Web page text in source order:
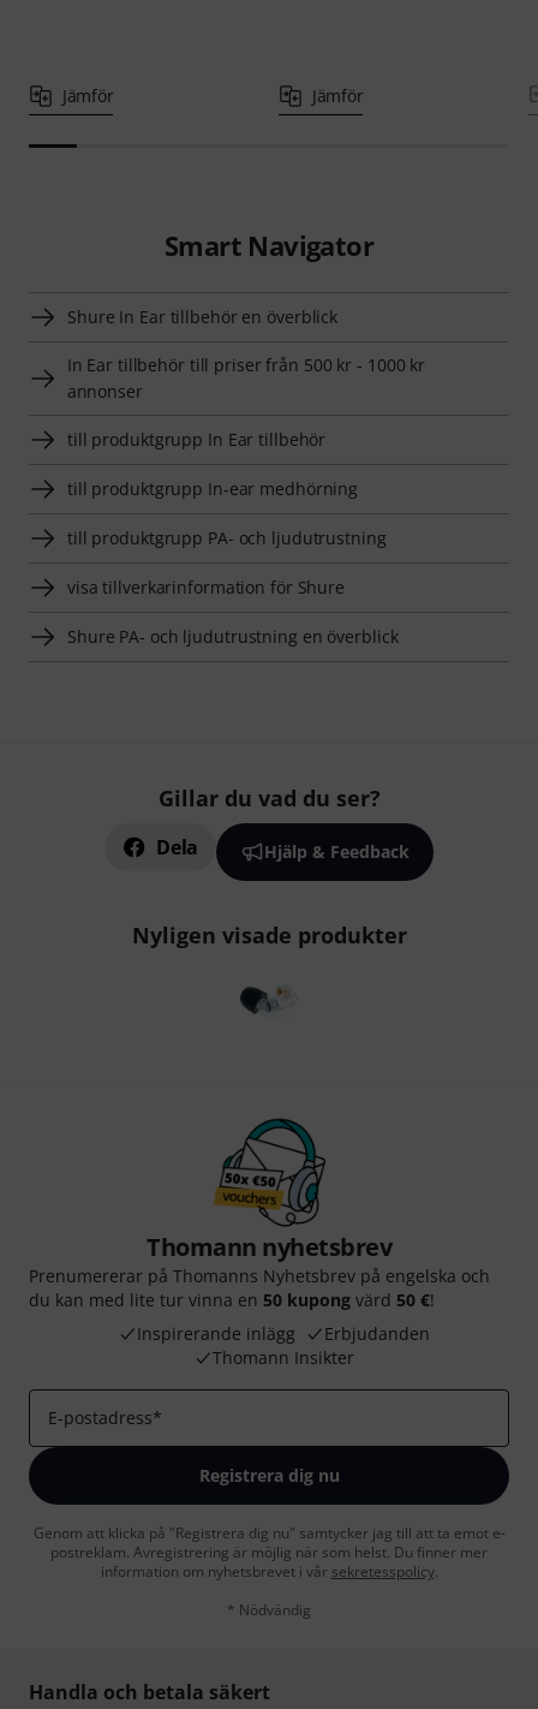
Jämför Jämför
Smart Navigator
Shure In Ear tillbehör en överblick
In Ear tillbehör till priser från 500 kr - 1000 kr
annonser
till produktgrupp In Ear tillbehör
till produktgrupp In-ear medhörning
till produktgrupp PA- och ljudutrustning
visa tillverkarinformation för Shure
Shure PA- och ljudutrustning en överblick
Gillar du vad du ser?
Dela Hjälp & Feedback
Nyligen visade produkter
Thomann nyhetsbrev
Prenumererar på Thomanns Nyhetsbrev på engelska och
du kan med lite tur vinna en 50 kupong värd 50 €!
Inspirerande inlägg
Erbjudanden
Thomann Insikter
E-postadress*
Registrera dig nu
Genom att klicka på "Registrera dig nu" samtycker jag till att ta emot e-
postreklam. Avregistrering är möjlig när som helst. Du finner mer
information om nyhetsbrevet i vår sekretesspolicy.
* Nödvändig
Handla och betala säkert